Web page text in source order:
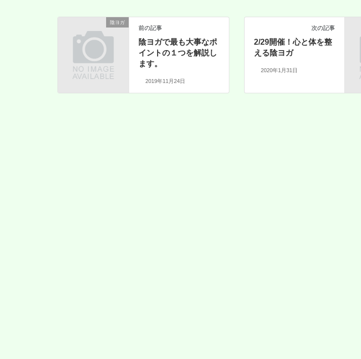
陰ヨガ
前の記事
陰ヨガで最も大事なポ
イントの１つを解説し
ます。
2019年11月24日
次の記事
2/29開催！心と体を整
える陰ヨガ
2020年1月31日